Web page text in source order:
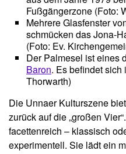
Fußgängerzone (Foto:
Mehrere Glasfenster
schmücken das Jona-
(Foto: Ev.
Der Palmesel ist eines
Baron. Es befindet
Thorwarth)
Die Unnaer Kulturszene
zurück auf die „großen
facettenreich – klassisch
experimentell. Sie lädt ein